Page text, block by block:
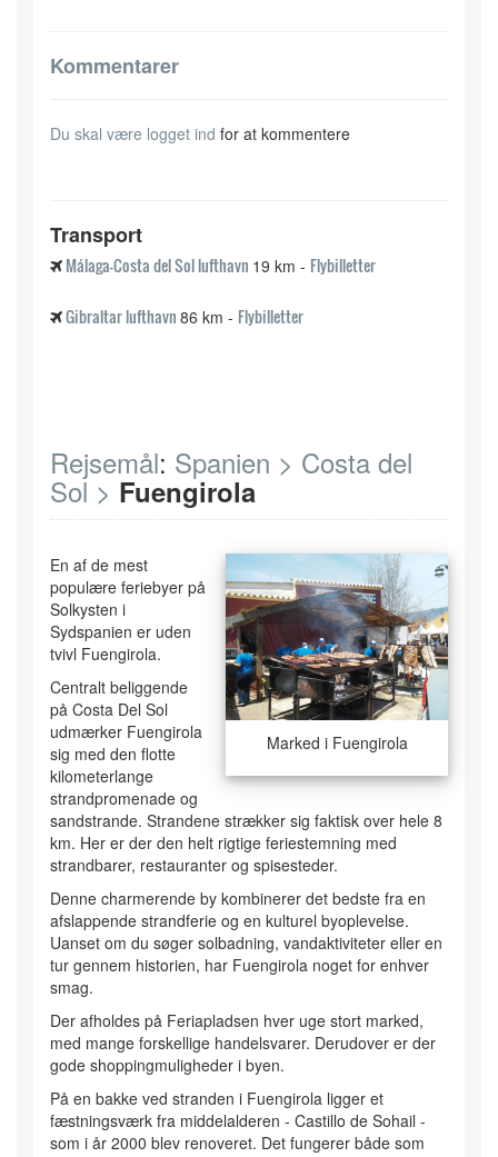
Kommentarer
Du skal være logget ind for at kommentere
Transport
Málaga-Costa del Sol lufthavn 19 km - Flybilletter
Gibraltar lufthavn 86 km - Flybilletter
Rejsemål: Spanien > Costa del
Sol > Fuengirola
Marked i Fuengirola
En af de mest
populære feriebyer på
Solkysten i
Sydspanien er uden
tvivl Fuengirola.
Centralt beliggende
på Costa Del Sol
udmærker Fuengirola
sig med den flotte
kilometerlange
strandpromenade og
sandstrande. Strandene strækker sig faktisk over hele 8
km. Her er der den helt rigtige feriestemning med
strandbarer, restauranter og spisesteder.
Denne charmerende by kombinerer det bedste fra en
afslappende strandferie og en kulturel byoplevelse.
Uanset om du søger solbadning, vandaktiviteter eller en
tur gennem historien, har Fuengirola noget for enhver
smag.
Der afholdes på Feriapladsen hver uge stort marked,
med mange forskellige handelsvarer. Derudover er der
gode shoppingmuligheder i byen.
På en bakke ved stranden i Fuengirola ligger et
fæstningsværk fra middelalderen - Castillo de Sohail -
som i år 2000 blev renoveret. Det fungerer både som